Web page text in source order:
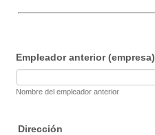
Empleador anterior (empresa)
Nombre del empleador anterior
Dirección